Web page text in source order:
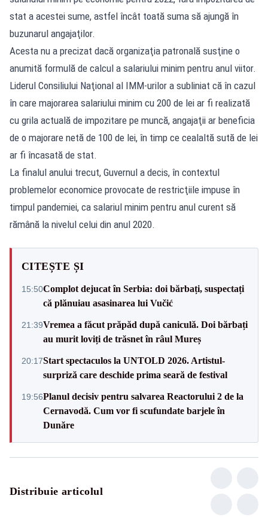
stat a acestei sume, astfel încât toată suma să ajungă în
buzunarul angajaţilor.
Acesta nu a precizat dacă organizaţia patronală susţine o
anumită formulă de calcul a salariului minim pentru anul viitor.
Liderul Consiliului Naţional al IMM-urilor a subliniat că în cazul
în care majorarea salariului minim cu 200 de lei ar fi realizată
cu grila actuală de impozitare pe muncă, angajaţii ar beneficia
de o majorare netă de 100 de lei, în timp ce cealaltă sută de lei
ar fi încasată de stat.
La finalul anului trecut, Guvernul a decis, în contextul
problemelor economice provocate de restricţiile impuse în
timpul pandemiei, ca salariul minim pentru anul curent să
rămână la nivelul celui din anul 2020.
CITEȘTE ȘI
15:50Complot dejucat în Serbia: doi bărbați, suspectați
că plănuiau asasinarea lui Vučić
21:39Vremea a făcut prăpăd după caniculă. Doi bărbați
au murit loviți de trăsnet în râul Mureș
20:17Start spectaculos la UNTOLD 2026. Artistul-
surpriză care deschide prima seară de festival
19:56Planul decisiv pentru salvarea Reactorului 2 de la
Cernavodă. Cum vor fi scufundate barjele în
Dunăre
Distribuie articolul